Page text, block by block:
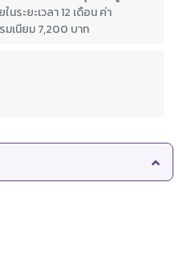
ในระยะเวลา 12 เดือน ค่า
มเนียม 7,200 บาท